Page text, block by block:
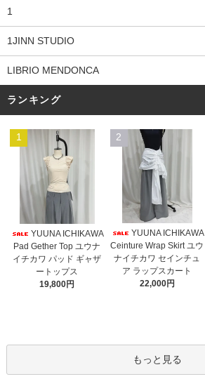
1
1JINN STUDIO
LIBRIO MENDONCA
ランキング
1
YUUNA ICHIKAWA
Pad Gether Top ユウナ
イチカワ パッド ギャザ
ートップス
19,800円
2
YUUNA ICHIKAWA
Ceinture Wrap Skirt ユウ
ナイチカワ セインチュ
ア ラップスカート
22,000円
もっと見る